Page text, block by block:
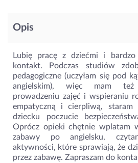
Opis
Lubię pracę z dziećmi i
kontakt. Podczas studiów
pedagogiczne (uczyłam się pod
angielskim), więc mam też
prowadzeniu zajęć i wspieraniu
empatyczną i cierpliwą, staram
dziecku poczucie
Oprócz opieki chętnie wplatam
zabawy po angielsku,
aktywności, które sprawiają, że
przez zabawę. Zapraszam do